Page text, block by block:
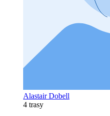
Alastair Dobell
4 trasy